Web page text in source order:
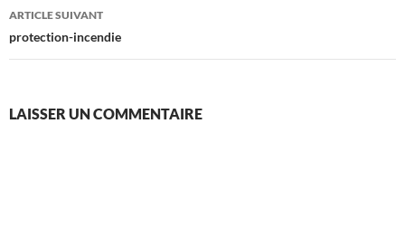
ARTICLE SUIVANT
protection-incendie
LAISSER UN COMMENTAIRE